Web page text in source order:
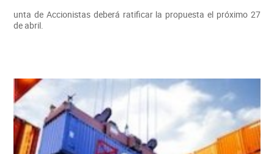
unta de Accionistas deberá ratificar la propuesta el próximo 27
de abril.